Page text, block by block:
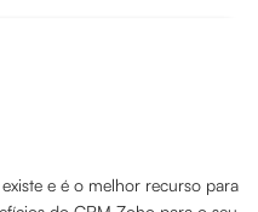
existe e é o melhor recurso para